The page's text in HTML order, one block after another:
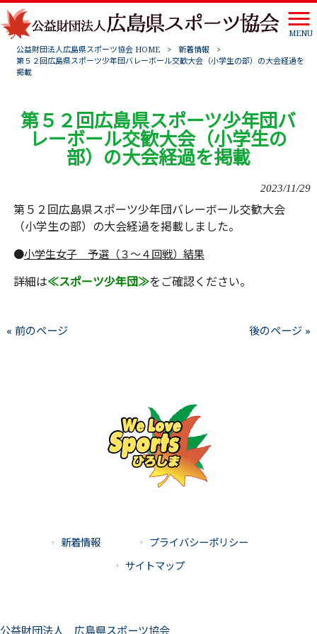
MENU
公益財団法人広島県スポーツ協会 HOME
> 新着情報
>
第５２回広島県スポーツ少年団バレーボール交歓大会（小学生の部）の大会経過を
掲載
第５２回広島県スポーツ少年団バ
レーボール交歓大会（小学生の
部）の大会経過を掲載
2023/11/29
第５２回広島県スポーツ少年団バレーボール交歓大会
（小学生の部）の大会経過を掲載しました。
●小学生女子 予選（３～４回戦）結果
詳細は≪スポーツ少年団≫をご確認ください。
« 前のページ 後のページ »
新着情報 プライバシーポリシー
サイトマップ
公益財団法人 広島県スポーツ協会